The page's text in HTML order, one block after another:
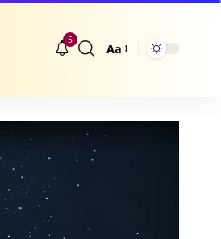
5
Größenänderung
Aa